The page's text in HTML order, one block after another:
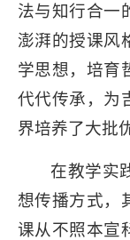
法与知行合一
澎湃的授课风
学思想，培育
代代传承，为
界培养了大批
在教学实
想传播方式，
课从不照本宣